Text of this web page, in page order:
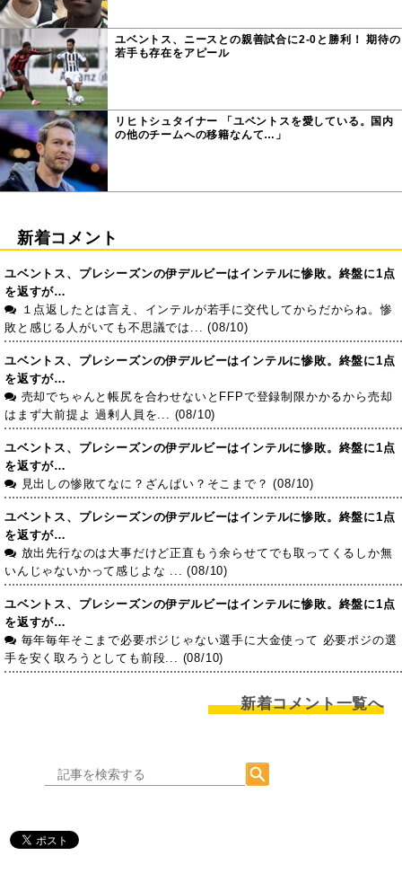
ユベントス、ニースとの親善試合に2-0と勝利！ 期待の
若手も存在をアピール
リヒトシュタイナー 「ユベントスを愛している。国内
の他のチームへの移籍なんて…」
新着コメント
ユベントス、プレシーズンの伊デルビーはインテルに惨敗。終盤に1点
を返すが…
１点返したとは言え、インテルが若手に交代してからだからね。惨
敗と感じる人がいても不思議では... (08/10)
ユベントス、プレシーズンの伊デルビーはインテルに惨敗。終盤に1点
を返すが…
売却でちゃんと帳尻を合わせないとFFPで登録制限かかるから売却
はまず大前提よ 過剰人員を... (08/10)
ユベントス、プレシーズンの伊デルビーはインテルに惨敗。終盤に1点
を返すが…
見出しの惨敗てなに？ざんぱい？そこまで？ (08/10)
ユベントス、プレシーズンの伊デルビーはインテルに惨敗。終盤に1点
を返すが…
放出先行なのは大事だけど正直もう余らせてでも取ってくるしか無
いんじゃないかって感じよな ... (08/10)
ユベントス、プレシーズンの伊デルビーはインテルに惨敗。終盤に1点
を返すが…
毎年毎年そこまで必要ポジじゃない選手に大金使って 必要ポジの選
手を安く取ろうとしても前段... (08/10)
新着コメント一覧へ